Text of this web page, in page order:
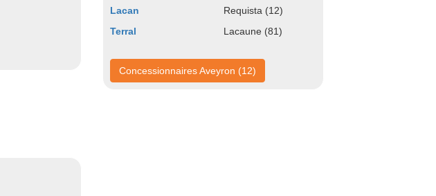
Lacan
Requista (12)
Terral
Lacaune (81)
Concessionnaires Aveyron (12)